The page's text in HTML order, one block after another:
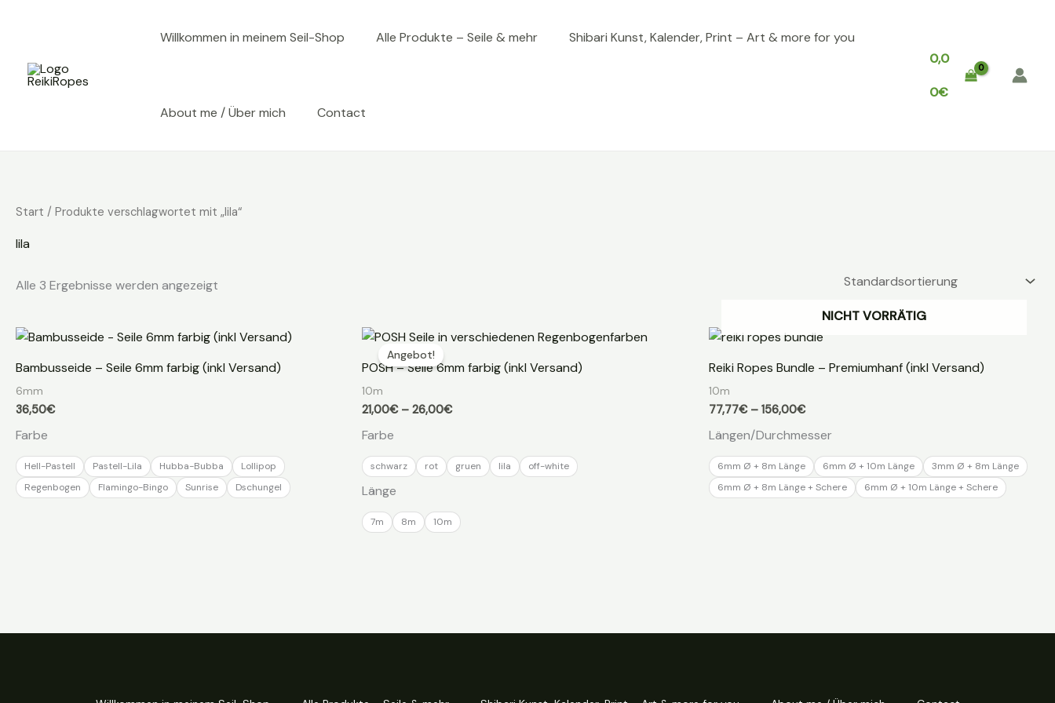
Willkommen in meinem Seil-Shop Alle Produkte – Seile & mehr Shibari Kunst, Kalender, Print – Art & more for you
About me / Über mich Contact
0,0
0€
Start / Produkte verschlagwortet mit „lila“
lila
Alle 3 Ergebnisse werden angezeigt
Bambusseide – Seile 6mm farbig (inkl Versand)
6mm
36,50€
Farbe
Hell-Pastell Pastell-Lila Hubba-Bubba
Lollipop
Regenbogen
Flamingo-Bingo Sunrise Dschungel
Angebot!
POSH – Seile 6mm farbig (inkl Versand)
10m
21,00€ –26,00€Preisspanne:
Farbe
schwarz rot gruen lila off-white
Länge
7m 8m 10m
NICHT VORRÄTIG
Reiki Ropes Bundle – Premiumhanf (inkl Versand)
10m
77,77€ – 156,00€Preisspanne:
bis
Längen/Durchmesser
6mm Ø + 8m Länge 6mm Ø + 10m Länge
3mm Ø + 8m Länge
6mm Ø + 8m Länge + Schere
6mm Ø + 10m Länge + Schere